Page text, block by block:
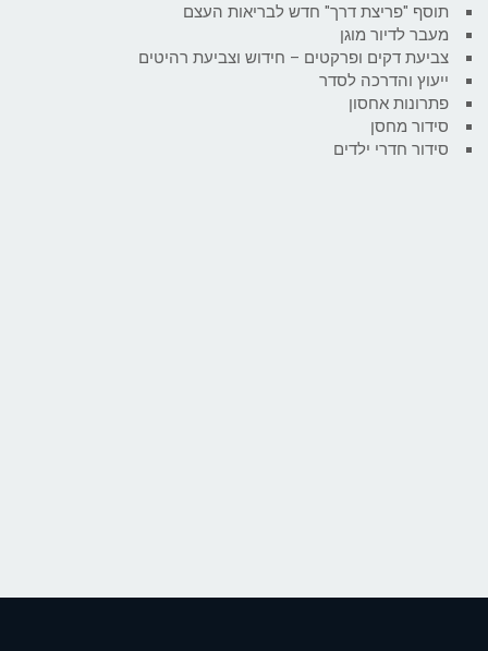
תוסף "פריצת דרך" חדש לבריאות העצם
מעבר לדיור מוגן
צביעת דקים ופרקטים – חידוש וצביעת רהיטים
ייעוץ והדרכה לסדר
פתרונות אחסון
סידור מחסן
סידור חדרי ילדים